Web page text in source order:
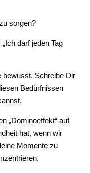
sorgen?
darf jeden Tag
bewusst. Schreibe Dir
Bedürfnissen
„Dominoeffekt“ auf
hat, wenn wir
Momente zu